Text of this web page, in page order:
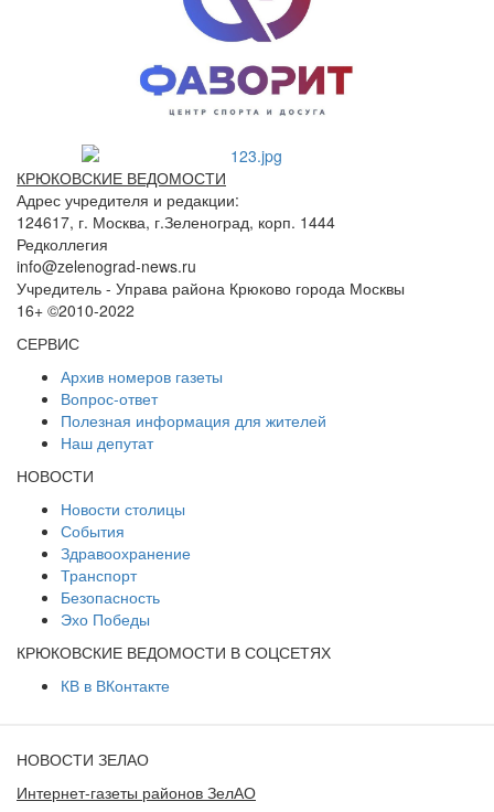
КРЮКОВСКИЕ ВЕДОМОСТИ
Адрес учредителя и редакции:
124617, г. Москва, г.Зеленоград, корп. 1444
Редколлегия
info@zelenograd-news.ru
Учредитель - Управа района Крюково города Москвы
16+ ©2010-2022
СЕРВИС
Архив номеров газеты
Вопрос-ответ
Полезная информация для жителей
Наш депутат
НОВОСТИ
Новости столицы
События
Здравоохранение
Транспорт
Безопасность
Эхо Победы
КРЮКОВСКИЕ ВЕДОМОСТИ В СОЦСЕТЯХ
КВ в ВКонтакте
НОВОСТИ ЗЕЛАО
Интернет-газеты районов ЗелАО